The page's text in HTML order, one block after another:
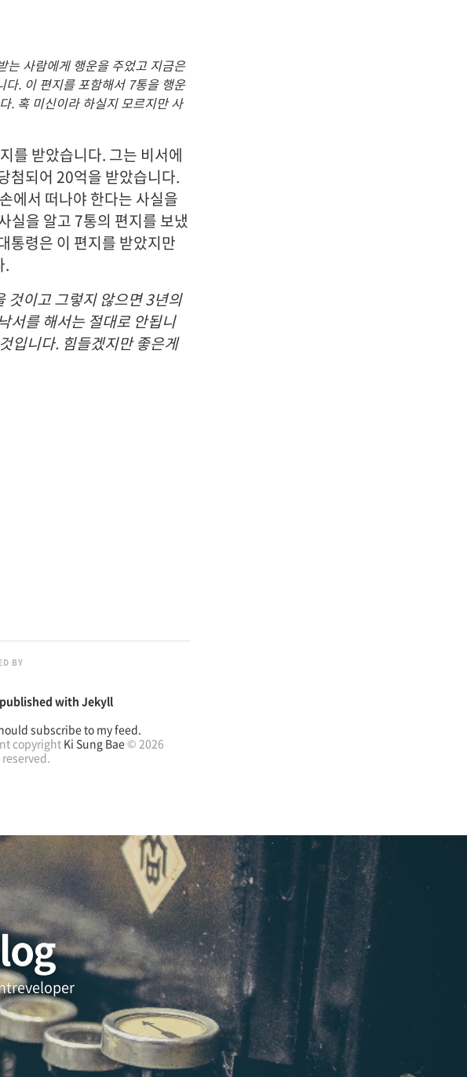
는 사람에게 행운을 주었고 지금은
. 이 편지를 포함해서 7통을 행운
. 혹 미신이라 하실지 모르지만 사
를 받았습니다. 그는 비서에
첨되어 20억을 받았습니다.
에서 떠나야 한다는 사실을
실을 알고 7통의 편지를 보냈
통령은 이 편지를 받았지만
.
것이고 그렇지 않으면 3년의
서를 해서는 절대로 안됩니
입니다. 힘들겠지만 좋은게
BY
withJekyll
subscribe to my feed.
copyright Ki Sung Bae© 2026